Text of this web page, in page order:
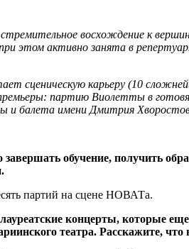
восхождение к
этом активно занята в
сценическую карьеру (10
партию Виолетты в
и балета имени Дмитрия
обучение, получить
партий на сцене НОВАТа.
концерты, которые
театра. Расскажите,